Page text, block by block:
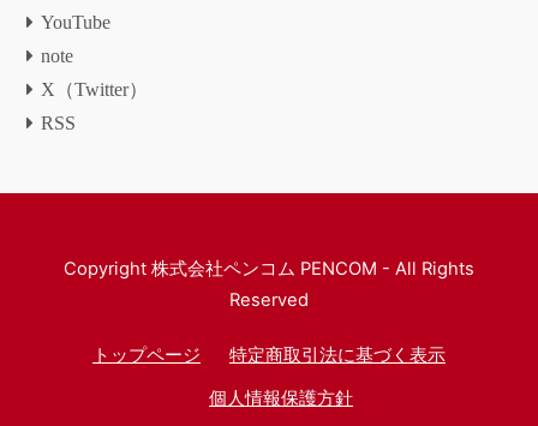
YouTube
note
X（Twitter）
RSS
Copyright 株式会社ペンコム PENCOM - All Rights
Reserved
トップページ
特定商取引法に基づく表示
個人情報保護方針